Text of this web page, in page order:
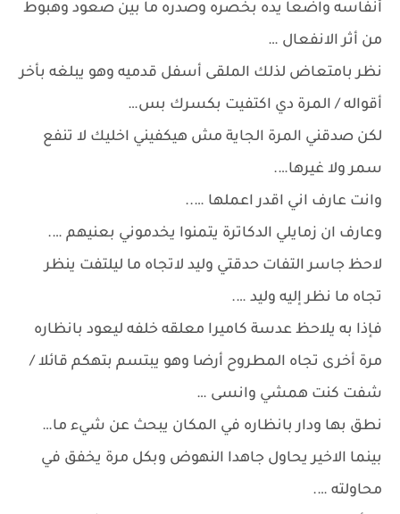
أنفاسه واضعا يده بخصره وصدره ما بين صعود وهبوط
من أثر الانفعال …
نظر بامتعاض لذلك الملقى أسفل قدميه وهو يبلغه بأخر
أقواله / المرة دي اكتفيت بكسرك بس…
لكن صدقني المرة الجاية مش هيكفيني اخليك لا تنفع
سمر ولا غيرها….
وانت عارف اني اقدر اعملها …..
وعارف ان زمايلي الدكاترة يتمنوا يخدموني بعنيهم ….
لاحظ جاسر التفات حدقتي وليد لاتجاه ما ليلتفت ينظر
تجاه ما نظر إليه وليد ….
فإذا به يلاحظ عدسة كاميرا معلقه خلفه ليعود بانظاره
مرة أخرى تجاه المطروح أرضا وهو يبتسم بتهكم قائلا /
شفت كنت همشي وانسى …
نطق بها ودار بانظاره في المكان يبحث عن شيء ما…
بينما الاخير يحاول جاهدا النهوض وبكل مرة يخفق في
محاولته ….